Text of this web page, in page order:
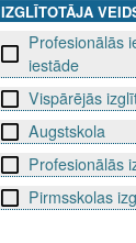
IZGLĪTOTĀJA
Profesionālās
iestāde
Vispārējās
Augstskola
Profesionālās
Pirmsskolas